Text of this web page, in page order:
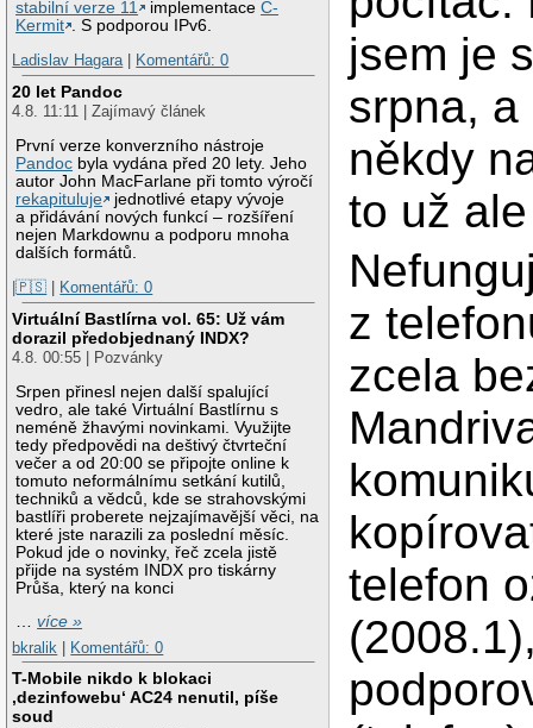
stabilní verze 11
implementaceC-
Kermit
. S podporou IPv6.
Ladislav Hagara| Komentářů: 0
20 let Pandoc
4.8. 11:11 | Zajímavý článek
První verze konverzního nástroje
Pandoc byla vydána před 20 lety. Jeho
autor John MacFarlane při tomto výročí
rekapituluje
jednotlivé etapy vývoje
a přidávání nových funkcí – rozšíření
nejen Markdownu a podporu mnoha
dalších formátů.
|🇵🇸
Komentářů: 0
Virtuální Bastlírna vol. 65: Už vám
dorazil předobjednaný INDX?
4.8. 00:55 | Pozvánky
Srpen přinesl nejen další spalující
vedro, ale také Virtuální Bastlírnu s
neméně žhavými novinkami. Využijte
tedy předpovědi na deštivý čtvrteční
večer a od 20:00 se připojte online k
tomuto neformálnímu setkání kutilů,
techniků a vědců, kde se strahovskými
bastlíři proberete nejzajímavější věci, na
které jste narazili za poslední měsíc.
Pokud jde o novinky, řeč zcela jistě
přijde na systém INDX pro tiskárny
Průša, který na konci
…více »
bkralik | Komentářů: 0
T-Mobile nikdo k blokaci
‚dezinfowebu‘ AC24 nenutil, píše
soud
jsem je
srpna, a
někdy
to už
z
zcela
telefon